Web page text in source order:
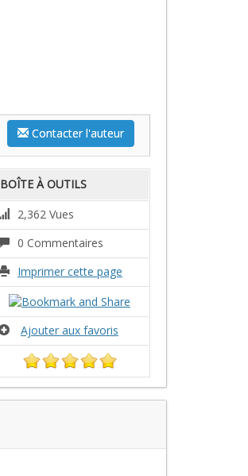
Contacter l'auteur
BOÎTE À OUTILS
2,362 Vues
0 Commentaires
Imprimer cette page
Ajouter aux favoris